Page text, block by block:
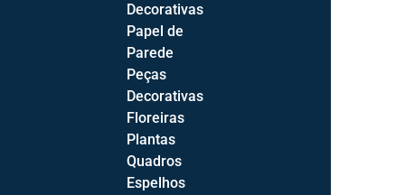
Almofadas Decorativas
Candeeiros 1
Floreiras
6
Peças Decorativas
34
Decorativas
Papel de
Parede
Peças
Decorativas
Floreiras
Plantas
Quadros
Espelhos